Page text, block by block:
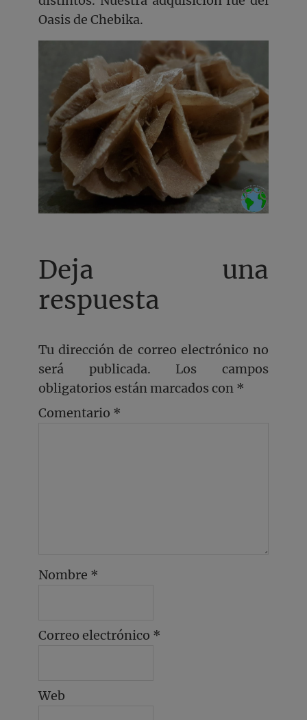
Oasis de Chebika.
Deja una
respuesta
Tu dirección de correo electrónico no
será publicada.
Los campos
obligatorios están marcados con *
Comentario *
Nombre *
Correo electrónico *
Web